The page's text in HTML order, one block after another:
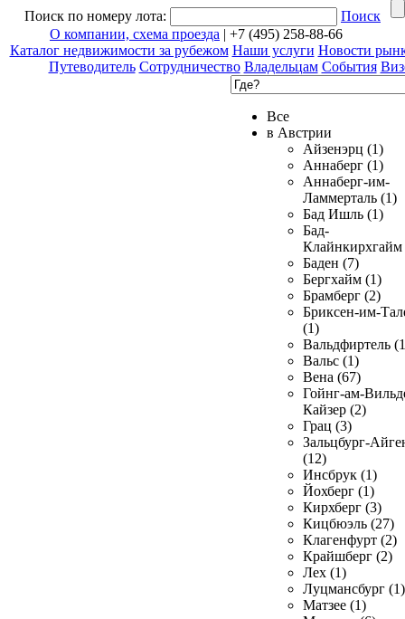
Поиск по номеру лота:
Поиск
О компании, схема проезда | +7 (495) 258-88-66
Каталог недвижимости за рубежом Наши услуги Новости
Путеводитель Сотрудничество Владельцам События
Все
в Австрии
Айзенэрц (1)
Аннаберг (1)
Аннаберг-им-
Ламмерталь (1)
Бад Ишль (1)
Бад-
Клайнкирхгайм
Баден (7)
Бергхайм (1)
Брамберг (2)
Бриксен-им-
(1)
Вальдфиртель
Вальс (1)
Вена (67)
Гойнг-ам-
Кайзер (2)
Грац (3)
Зальцбург-
(12)
Инсбрук (1)
Йохберг (1)
Кирхберг (3)
Кицбюэль (27)
Клагенфурт (2)
Крайшберг (2)
Лех (1)
Луцмансбург (1)
Матзее (1)